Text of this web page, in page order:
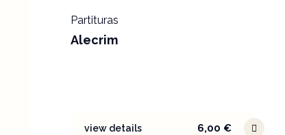
Partituras
Alecrim
view details 6,00€